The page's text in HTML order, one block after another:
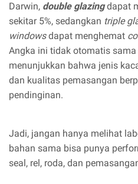
Darwin, double glazingdapat
sekitar 5%, sedangkan triple
windowsdapat menghemat
Angka ini tidak otomatis
menunjukkan bahwa jenis
dan kualitas pemasangan
pendinginan.
Jadi, jangan hanya melihat
bahan sama bisa punya
seal, rel, roda, dan